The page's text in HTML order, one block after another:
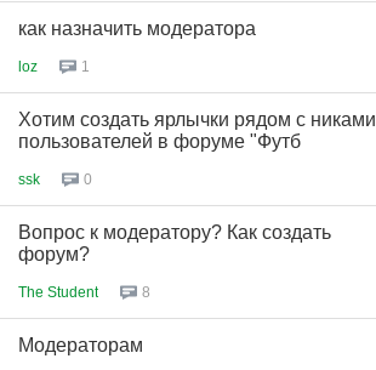
как назначить модератора
loz 1
Хотим создать ярлычки рядом с никами
пользователей в форуме "Футб
ssk 0
Вопрос к модератору? Как создать
форум?
The Student 8
Модераторам